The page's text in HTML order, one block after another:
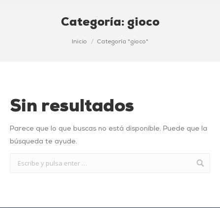
Categoría: gioco
Inicio Categoría "gioco"
Sin resultados
Parece que lo que buscas no está disponible. Puede que la
búsqueda te ayude.